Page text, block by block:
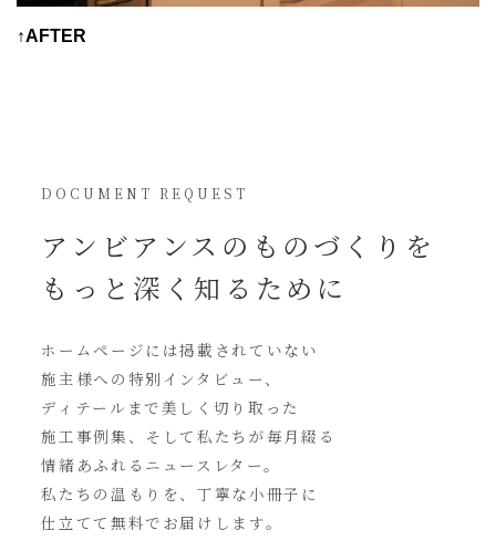
↑AFTER
DOCUMENT REQUEST
アンビアンスの ものづくりを
もっと深く知るために
ホームページには掲載されていない
施主様への特別インタビュー、
ディテールまで美しく切り取った
施工事例集、そして私たちが毎月綴る
情緒あふれるニュースレター。
私たちの温もりを、丁寧な小冊子に
仕立てて無料でお届けします。